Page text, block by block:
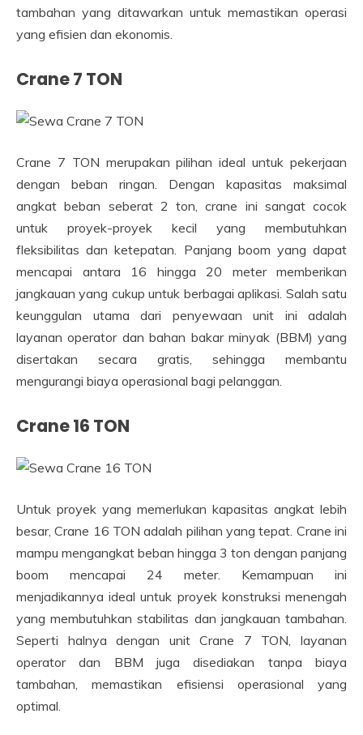
tambahan yang ditawarkan untuk memastikan operasi
yang efisien dan ekonomis.
Crane 7 TON
Crane 7 TON merupakan pilihan ideal untuk pekerjaan
dengan beban ringan. Dengan kapasitas maksimal
angkat beban seberat 2 ton, crane ini sangat cocok
untuk proyek-proyek kecil yang membutuhkan
fleksibilitas dan ketepatan. Panjang boom yang dapat
mencapai antara 16 hingga 20 meter memberikan
jangkauan yang cukup untuk berbagai aplikasi. Salah satu
keunggulan utama dari penyewaan unit ini adalah
layanan operator dan bahan bakar minyak (BBM) yang
disertakan secara gratis, sehingga membantu
mengurangi biaya operasional bagi pelanggan.
Crane 16 TON
Untuk proyek yang memerlukan kapasitas angkat lebih
besar, Crane 16 TON adalah pilihan yang tepat. Crane ini
mampu mengangkat beban hingga 3 ton dengan panjang
boom mencapai 24 meter. Kemampuan ini
menjadikannya ideal untuk proyek konstruksi menengah
yang membutuhkan stabilitas dan jangkauan tambahan.
Seperti halnya dengan unit Crane 7 TON, layanan
operator dan BBM juga disediakan tanpa biaya
tambahan, memastikan efisiensi operasional yang
optimal.